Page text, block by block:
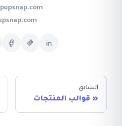
السابق
قوالب المنتجات